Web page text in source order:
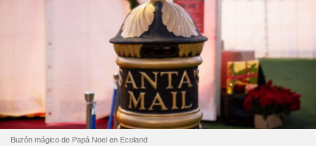
Buzón mágico de Papá Noel en Ecoland